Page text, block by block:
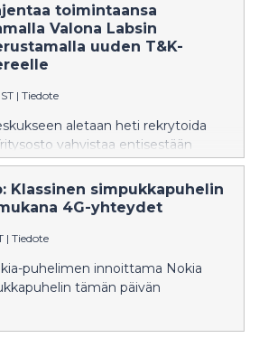
toimintaansa
Valona Labsin
uuden T&K-
| Tiedote
aletaan heti rekrytoida
vahvistaa entisestään
tuottaa turvallisia ja luotettavia
Klassinen simpukkapuhelin
4G-yhteydet
| Tiedote
puhelimen innoittama Nokia
tämän päivän